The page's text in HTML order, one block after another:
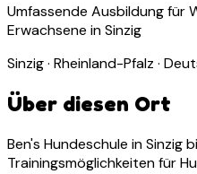
Umfassende Ausbildung für
Erwachsene in Sinzig
Sinzig · Rheinland-Pfalz ·
Über diesen Ort
Ben's Hundeschule in
Trainingsmöglichkeiten für